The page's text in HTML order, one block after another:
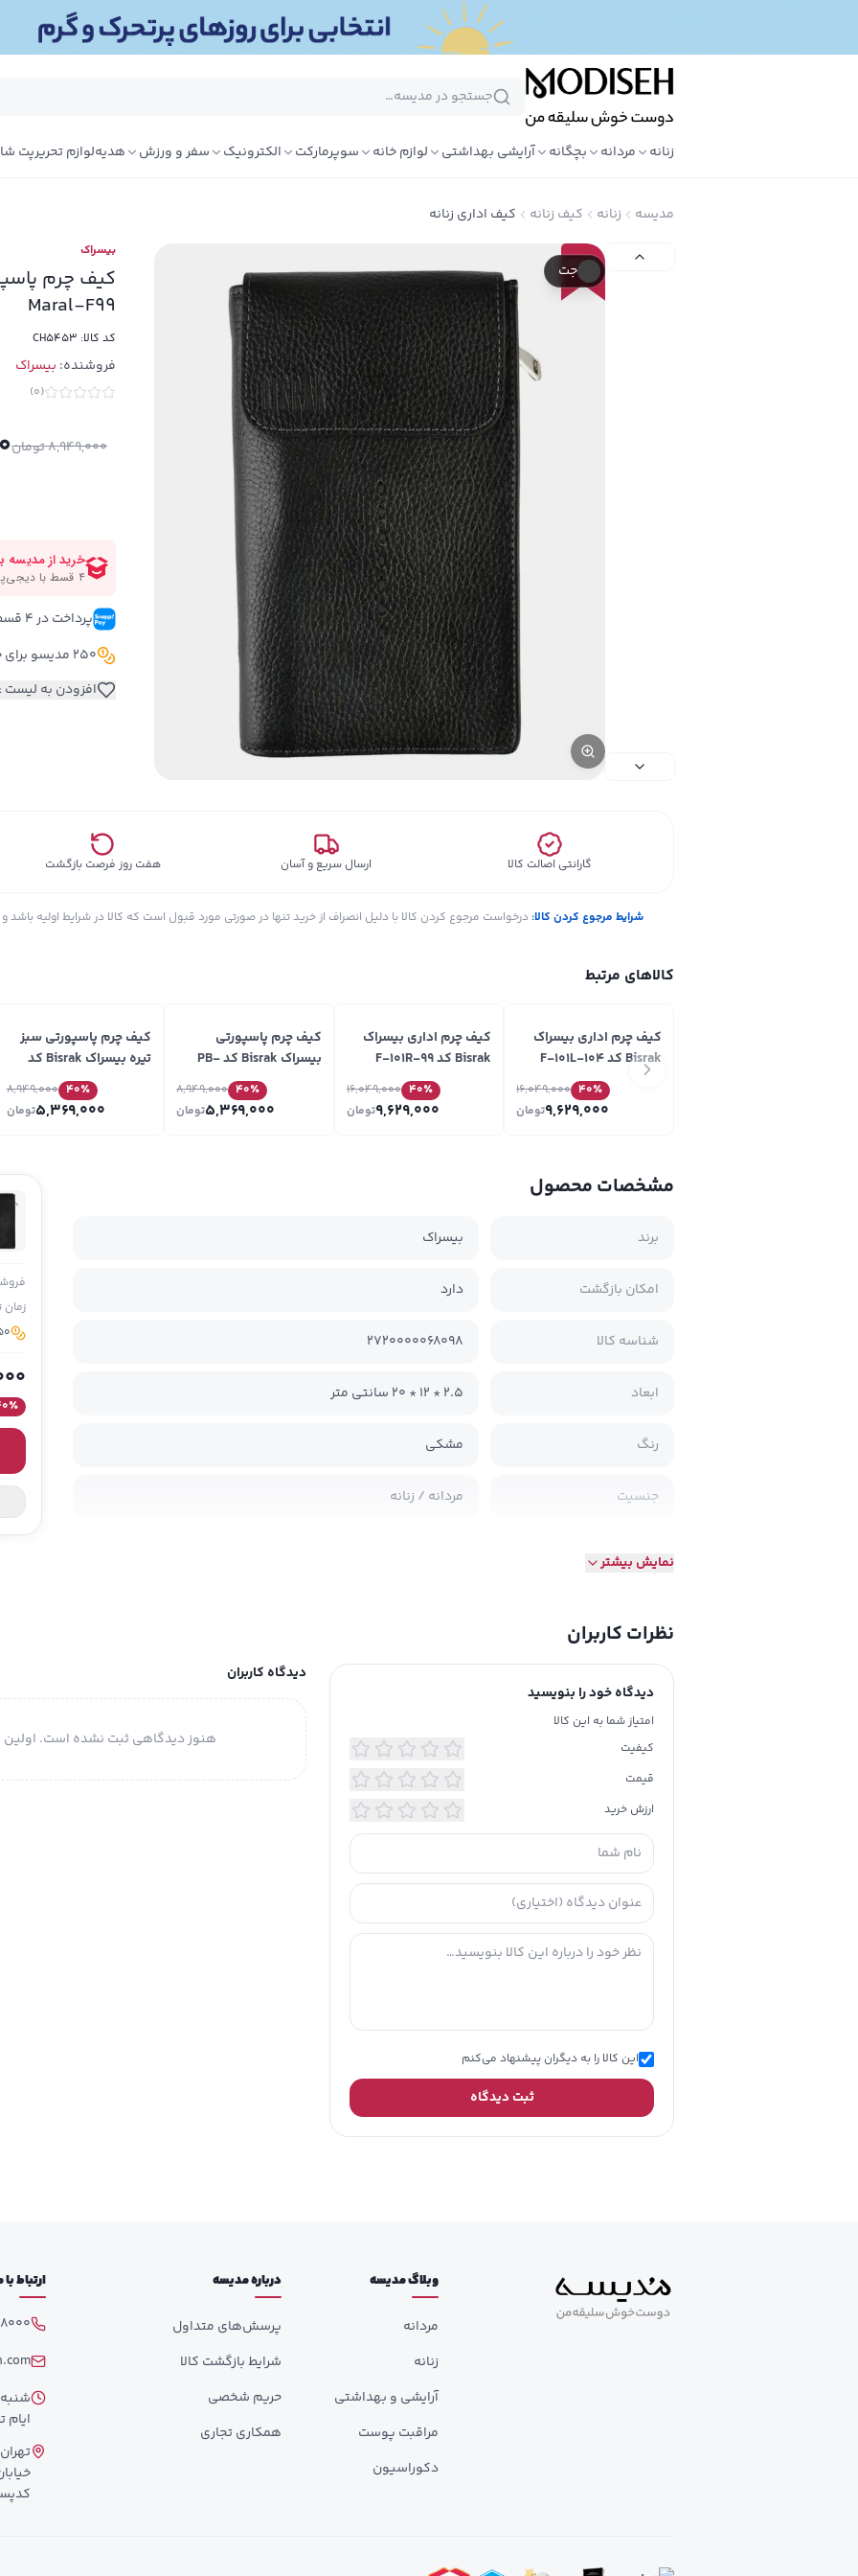
زنانه مردانه بچگانه آرایشی بهداشتی لوازم خانه سوپرمارکت الکترونیک سفر و ورزش هدیهلوازم تحریرپت
مدیسه زنانه کیف زنانه کیف اداری زنانه
40٪ جت
بیسراک
Maral-F99
کد کالا: CH5453
فروشنده: بيسراك
(
0
)
8,949,000تومان
پرداخت در ۴ قسط
250 مدیسو برای خرید این کالا
افزودن به لیست
گارانتی اصالت کالا ارسال سریع و آسان هفت روز فرصت بازگشت
شرایط مرجوع کردن کالا: درخواست مرجوع کردن کالا با دلیل انصراف از خرید تنها در صورتی مورد قبول است که کالا در شرایط اولیه باشد
کالاهای مرتبط
کیف چرم اداری بیسراک
Bisrak کد F-101L-104
40٪ 16,049,000
9,629,000تومان
کیف چرم اداری بیسراک
Bisrak کد F-101R-99
40٪ 16,049,000
9,629,000تومان
کیف چرم پاسپورتی
بیسراک Bisrak کد PB-
Maral-F18
40٪ 8,949,000
5,369,000تومان
کیف چرم پاسپورتی سبز
تیره بیسراک Bisrak کد
PB-Maral-F45
40٪ 8,949,000
5,369,000تومان
مشخصات محصول
برند بیسراک
امکان بازگشت دارد
شناسه کالا 2720000068098
ابعاد ‫2.5 * 12 * 20 سانتی متر‬
رنگ مشکی
جنسیت مردانه / زنانه
نحوه بسته شدن
تولید شده در ایران
تاریخ انقضا خیر
توضیحات تکمیلی
تعداد محفظه اصلی: 1 عدد
تعداد جا کارتی: 14 عدد
نعداد جیب داخلی: 2 عدد زیپ‌دار
آلات فلزی مرغوب با ثبات رنگ بالا، بند دوشی قابل تنظیم از جنس
نمایش بیشتر
زمان
250 مدیسو
٪
نظرات کاربران
دیدگاه خود را بنویسید
امتیاز شما به این کالا
کیفیت
قیمت
ارزش خرید
این کالا را به دیگران پیشنهاد می‌کنم
ثبت دیدگاه
دیدگاه کاربران
هنوز دیدگاهی ثبت نشده است.
وبلاگ مدیسه
مردانه
زنانه
آرایشی و بهداشتی
مراقبت پوست
دکوراسیون
درباره مدیسه
پرسش‌های متداول
شرایط بازگشت کالا
حریم شخصی
همکاری تجاری
ارتباط
ایام
کدپستی: